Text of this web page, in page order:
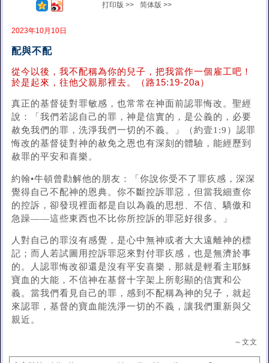
打印版 >> 简体版 >>
2023年10月10日
配與不配
從今以後，我不配稱為你的兒子，把我當作一個雇工吧！
於是起來，往他父親那裡去。（路15:19-20a）
真正的基督徒對罪敏感，也常常在神面前認罪悔改。聖經
說：「我們若認自己的罪，神是信實的，是公義的，必要
赦免我們的罪，洗淨我們一切的不義。」（約壹1:9）認罪
悔改的基督徒對神的赦免之恩也有深刻的體驗，能經歷到
赦罪的平安和喜樂。
約翰•牛頓曾勸解他的朋友：「你說你受不了罪疚感，深深
覺得自己不配神的恩典。你不斷控訴罪惡，但當我細查你
的控訴，卻發現裡面都是自以為義的思想、不信、驕傲和
急躁——這些東西也不比你所控訴的罪惡好很多。」
人對自己的罪沒有感覺，是心中無神或者大大遠離神的標
記；而人若試圖用控訴罪惡來對付罪疚感，也是無濟於事
的。人認罪悔改卻還是沒有平安喜樂，那就是輕看主耶穌
寶血的大能，不信神在基督十字架上所彰顯的信實和公
義。當我們看見自己的罪，感到不配稱為神的兒子，就起
來認罪，基督的寶血能洗淨一切的不義，讓我們重新與父
親近。
～文文